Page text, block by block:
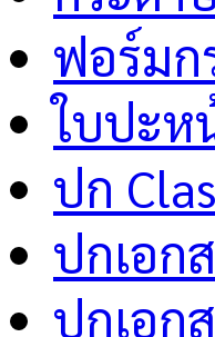
ฟอร์มก
ใบปะห
ปก
ปกเอก
ปกเอก